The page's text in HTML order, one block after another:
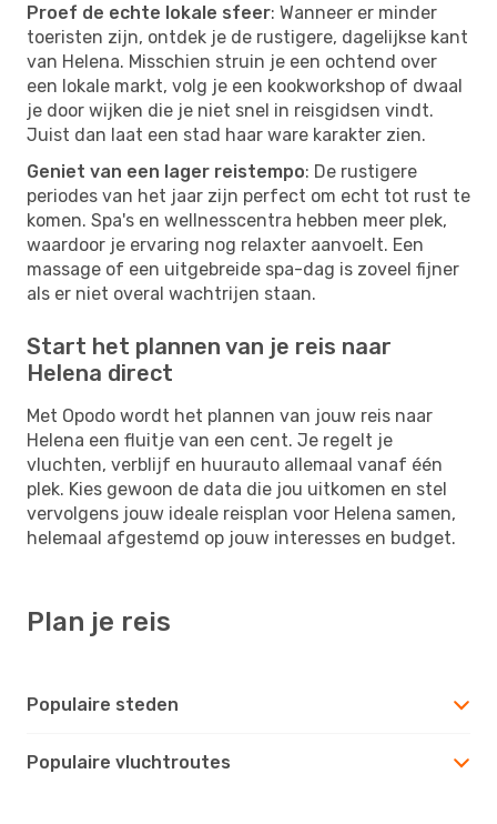
Proef de echte lokale sfeer: Wanneer er minder
toeristen zijn, ontdek je de rustigere, dagelijkse kant
van Helena. Misschien struin je een ochtend over
een lokale markt, volg je een kookworkshop of dwaal
je door wijken die je niet snel in reisgidsen vindt.
Juist dan laat een stad haar ware karakter zien.
Geniet van een lager reistempo: De rustigere
periodes van het jaar zijn perfect om echt tot rust te
komen. Spa's en wellnesscentra hebben meer plek,
waardoor je ervaring nog relaxter aanvoelt. Een
massage of een uitgebreide spa-dag is zoveel fijner
als er niet overal wachtrijen staan.
Start het plannen van je reis naar
Helena direct
Met Opodo wordt het plannen van jouw reis naar
Helena een fluitje van een cent. Je regelt je
vluchten, verblijf en huurauto allemaal vanaf één
plek. Kies gewoon de data die jou uitkomen en stel
vervolgens jouw ideale reisplan voor Helena samen,
helemaal afgestemd op jouw interesses en budget.
Plan je reis
Populaire steden
Populaire vluchtroutes